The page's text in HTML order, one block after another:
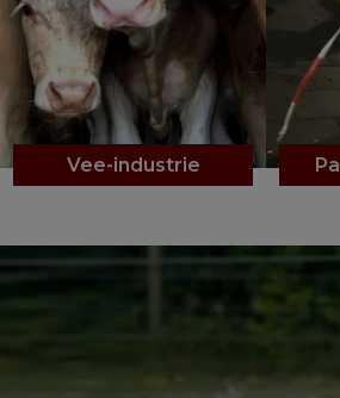
Vee-industrie